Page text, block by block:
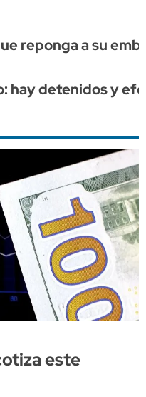
reponga a su
hay detenidos y
este